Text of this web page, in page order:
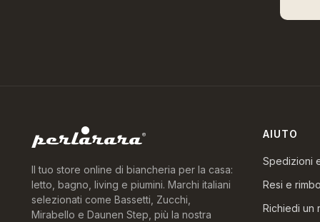
Il tuo store online di biancheria per la casa:
letto, bagno, living e piumini. Marchi italiani
selezionati come Bassetti, Zucchi,
Mirabello e Daunen Step, più la nostra
AIUTO
Spedizioni
Resi e
Richiedi un